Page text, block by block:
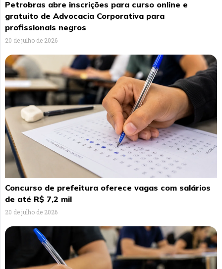
Petrobras abre inscrições para curso online e
gratuito de Advocacia Corporativa para
profissionais negros
20 de julho de 2026
Concurso de prefeitura oferece vagas com salários
de até R$ 7,2 mil
20 de julho de 2026